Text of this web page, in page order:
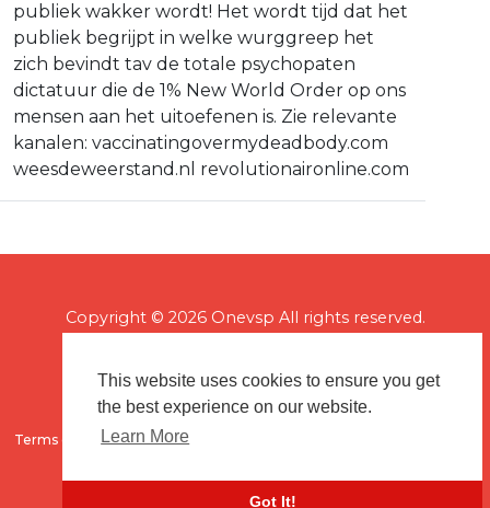
This website uses cookies to ensure you get
the best experience on our website.
Learn More
Got It!
publiek wakker wordt! Het wordt tijd dat het
publiek begrijpt in welke wurggreep het
zich bevindt tav de totale psychopaten
dictatuur die de 1% New World Order op ons
mensen aan het uitoefenen is. Zie relevante
kanalen: ⁣vaccinatingovermydeadbody.com
weesdeweerstand.nl revolutionaironline.com
Copyright © 2026 Onevsp All rights reserved.
Terms of use Flagging & Reporting